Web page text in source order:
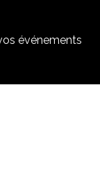
événements